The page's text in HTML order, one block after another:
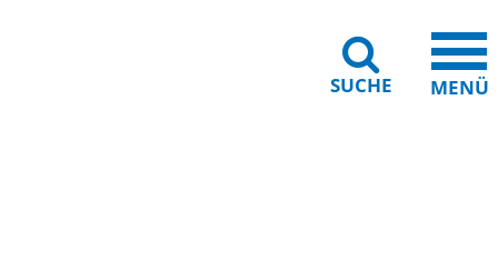
SUCHE MENÜ